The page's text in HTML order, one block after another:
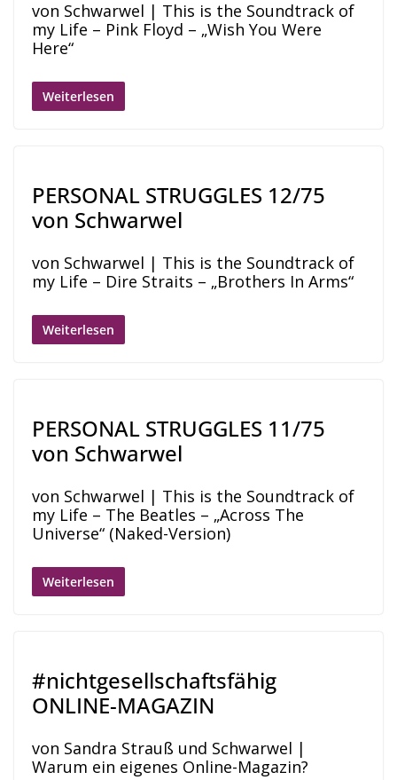
von Schwarwel | This is the Soundtrack of
my Life – Pink Floyd – „Wish You Were
Here“
Weiterlesen
PERSONAL STRUGGLES 12/75
von Schwarwel
von Schwarwel | This is the Soundtrack of
my Life – Dire Straits – „Brothers In Arms“
Weiterlesen
PERSONAL STRUGGLES 11/75
von Schwarwel
von Schwarwel | This is the Soundtrack of
my Life – The Beatles – „Across The
Universe“ (Naked-Version)
Weiterlesen
#nichtgesellschaftsfähig
ONLINE-MAGAZIN
von Sandra Strauß und Schwarwel |
Warum ein eigenes Online-Magazin?